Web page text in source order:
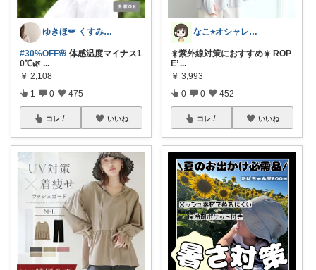
ゆきほ🪽 くすみカラー×小学生ママ
#30%OFF🌸 体感温度マイナス1
0℃🌿 ...
￥ 2,108
1 0 475
コレ いいね
なこ⭐︎オシャレとインテリア🪴🌱
☀️紫外線対策におすすめ☀️ ROP
E’ ...
￥ 3,993
0 0 452
コレ いいね